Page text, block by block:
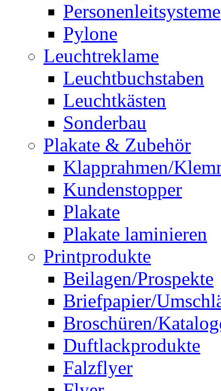
Personenleitsysteme
Pylone
Leuchtreklame
Leuchtbuchstaben
Leuchtkästen
Sonderbau
Plakate & Zubehör
Klapprahmen/
Kundenstopper
Plakate
Plakate laminieren
Printprodukte
Beilagen/Prospekte
Briefpapier/
Broschüren/
Duftlackprodukte
Falzflyer